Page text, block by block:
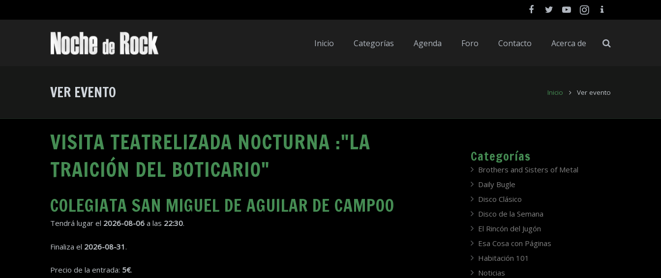
Inicio Categorías Agenda Foro Contacto Acerca de
VER EVENTO Inicio Ver evento
VISITA TEATRELIZADA NOCTURNA :"LA
TRAICIÓN DEL BOTICARIO"
COLEGIATA SAN MIGUEL DE AGUILAR DE CAMPOO
Tendrá lugar el 2026-08-06 a las 22:30.
Finaliza el 2026-08-31 .
Precio de la entrada: 5€.
Categorías
Brothers and Sisters of Metal
Daily Bugle
Disco Clásico
Disco de la Semana
El Rincón del Jugón
Esa Cosa con Páginas
Habitación 101
Noticias